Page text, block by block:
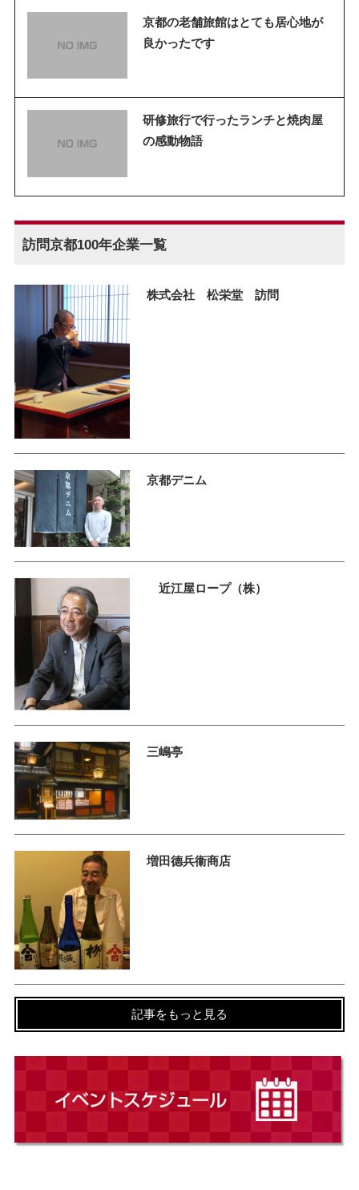
京都の老舗旅館はとても居心地が
良かったです
研修旅行で行ったランチと焼肉屋
の感動物語
訪問京都100年企業一覧
株式会社 松栄堂 訪問
京都デニム
近江屋ロープ（株）
三嶋亭
増田德兵衞商店
記事をもっと見る